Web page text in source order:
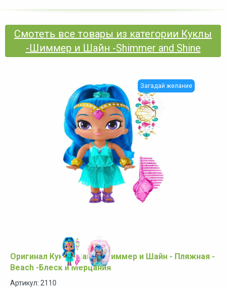
Смотеть все товары из категории Куклы
-Шиммер и Шайн -Shimmer and Shine
Загадай желание
Оригинал Кукла Шайн - Шиммер и Шайн - Пляжная -
Beach -Блеск и Мерцания
Артикул: 2110